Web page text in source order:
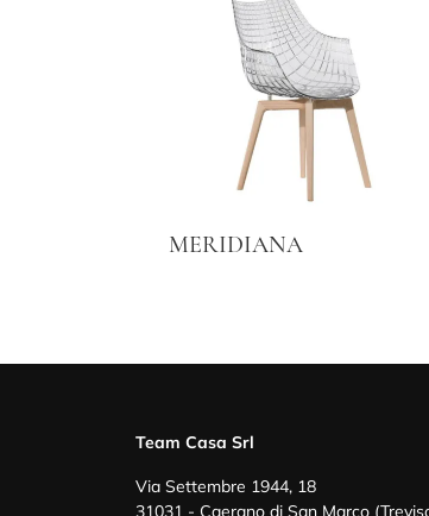
MERIDIANA
Team Casa Srl
Via Settembre 1944, 18
31031 - Caerano di San Marco